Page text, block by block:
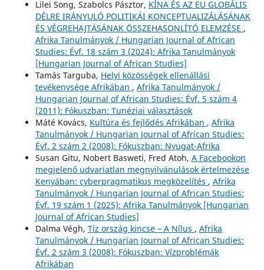
Lilei Song, Szabolcs Pásztor, KÍNA ÉS AZ EU GLOBÁLIS
DÉLRE IRÁNYULÓ POLITIKÁI KONCEPTUALIZÁLÁSÁNAK
ÉS VÉGREHAJTÁSÁNAK ÖSSZEHASONLÍTÓ ELEMZÉSE ,
Afrika Tanulmányok / Hungarian Journal of African
Studies: Évf. 18 szám 3 (2024): Afrika Tanulmányok
[Hungarian Journal of African Studies]
Tamás Targuba, Helyi közösségek ellenállási
tevékenysége Afrikában , Afrika Tanulmányok /
Hungarian Journal of African Studies: Évf. 5 szám 4
(2011): Fókuszban: Tunéziai választások
Máté Kovács, Kultúra és fejlődés Afrikában , Afrika
Tanulmányok / Hungarian Journal of African Studies:
Évf. 2 szám 2 (2008): Fókuszban: Nyugat-Afrika
Susan Gitu, Nobert Basweti, Fred Atoh, A Facebookon
megjelenő udvariatlan megnyilvánulások értelmezése
Kenyában: cyberpragmatikus megközelítés , Afrika
Tanulmányok / Hungarian Journal of African Studies:
Évf. 19 szám 1 (2025): Afrika Tanulmányok [Hungarian
Journal of African Studies]
Dalma Végh, Tíz ország kincse – A Nílus , Afrika
Tanulmányok / Hungarian Journal of African Studies:
Évf. 2 szám 3 (2008): Fókuszban: Vízproblémák
Afrikában